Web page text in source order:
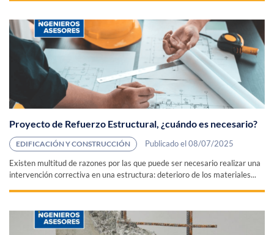
Proyecto de Refuerzo Estructural, ¿cuándo es necesario?
EDIFICACIÓN Y CONSTRUCCIÓN
Publicado el 08/07/2025
Existen multitud de razones por las que puede ser necesario realizar una
intervención correctiva en una estructura: deterioro de los materiales...